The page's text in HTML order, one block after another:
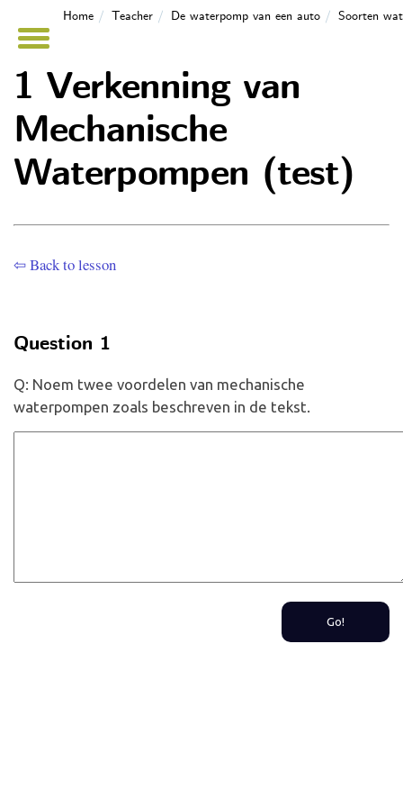
Home Teacher De waterpomp van een auto Soorten
1 Verkenning van
Mechanische
Waterpompen (test)
⇦ Back to lesson
Question 1
Q: Noem twee voordelen van mechanische
waterpompen zoals beschreven in de tekst.
Go!